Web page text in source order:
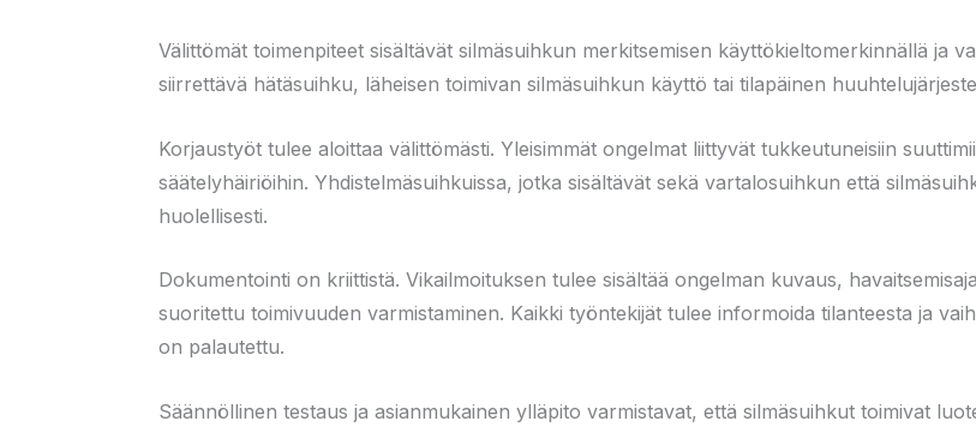
Välittömät toimenpiteet sisältävät silmäsuihkun merkitsemisen käyttökieltomerkinnällä ja
siirrettävä hätäsuihku, läheisen toimivan silmäsuihkun käyttö tai tilapäinen
Korjaustyöt tulee aloittaa välittömästi. Yleisimmät ongelmat liittyvät tukkeutuneisiin
säätelyhäiriöihin. Yhdistelmäsuihkuissa, jotka sisältävät sekä vartalosuihkun että
huolellisesti.
Dokumentointi on kriittistä. Vikailmoituksen tulee sisältää ongelman kuvaus,
suoritettu toimivuuden varmistaminen. Kaikki työntekijät tulee informoida tilanteesta ja
on palautettu.
Säännöllinen testaus ja asianmukainen ylläpito varmistavat, että silmäsuihkut toimivat